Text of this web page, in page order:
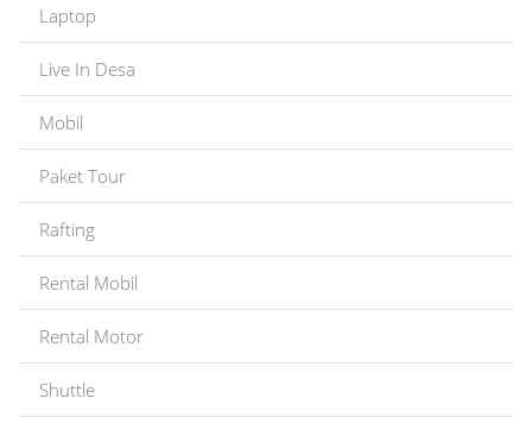
Laptop
Live In Desa
Mobil
Paket Tour
Rafting
Rental Mobil
Rental Motor
Shuttle